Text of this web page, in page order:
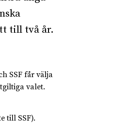
till två år.
SSF får välja
valet.
till SSF).